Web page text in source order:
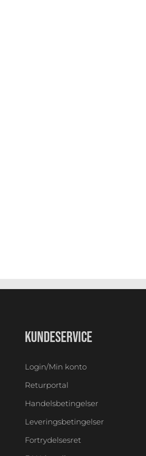
KUNDESERVICE
Login/Min konto
Returportal
Handelsbetingelser
Leveringsbetingelser
Fortrydelsesret